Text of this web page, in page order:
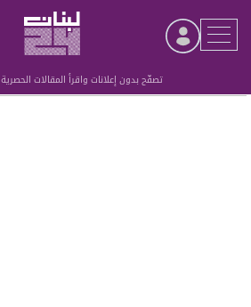
تصفّح بدون إعلانات واقرأ المقالات الحصرية
Advertisement